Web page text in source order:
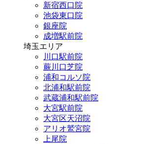
新宿西口院
池袋東口院
銀座院
成増駅前院
埼玉エリア
川口駅前院
蕨川口芝院
浦和コルソ院
北浦和駅前院
武蔵浦和駅前院
大宮駅前院
大宮区天沼院
アリオ鷲宮院
上尾院